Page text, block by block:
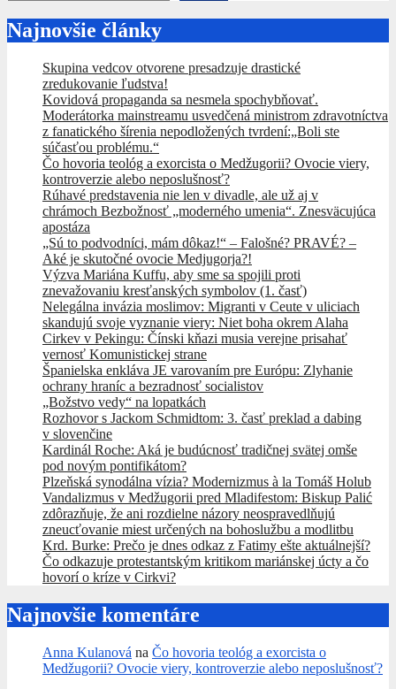
Najnovšie články
Skupina vedcov otvorene presadzuje drastické
zredukovanie ľudstva!
Kovidová propaganda sa nesmela spochybňovať.
Moderátorka mainstreamu usvedčená ministrom zdravotníctva
z fanatického šírenia nepodložených tvrdení:„Boli ste
súčasťou problému.“
Čo hovoria teológ a exorcista o Medžugorii? Ovocie viery,
kontroverzie alebo neposlušnosť?
Rúhavé predstavenia nie len v divadle, ale už aj v
chrámoch Bezbožnosť „moderného umenia“. Znesväcujúca
apostáza
„Sú to podvodníci, mám dôkaz!“ – Falošné? PRAVÉ? –
Aké je skutočné ovocie Medjugorja?!
Výzva Mariána Kuffu, aby sme sa spojili proti
znevažovaniu kresťanských symbolov (1. časť)
Nelegálna invázia moslimov: Migranti v Ceute v uliciach
skandujú svoje vyznanie viery: Niet boha okrem Alaha
Cirkev v Pekingu: Čínski kňazi musia verejne prisahať
vernosť Komunistickej strane
Španielska enkláva JE varovaním pre Európu: Zlyhanie
ochrany hraníc a bezradnosť socialistov
„Božstvo vedy“ na lopatkách
Rozhovor s Jackom Schmidtom: 3. časť preklad a dabing
v slovenčine
Kardinál Roche: Aká je budúcnosť tradičnej svätej omše
pod novým pontifikátom?
Plzeňská synodálna vízia? Modernizmus à la Tomáš Holub
Vandalizmus v Medžugorii pred Mladifestom: Biskup Palić
zdôrazňuje, že ani rozdielne názory neospravedlňujú
zneucťovanie miest určených na bohoslužbu a modlitbu
Krd. Burke: Prečo je dnes odkaz z Fatimy ešte aktuálnejší?
Čo odkazuje protestantským kritikom mariánskej úcty a čo
hovorí o kríze v Cirkvi?
Najnovšie komentáre
Anna Kulanová na Čo hovoria teológ a exorcista o
Medžugorii? Ovocie viery, kontroverzie alebo neposlušnosť?